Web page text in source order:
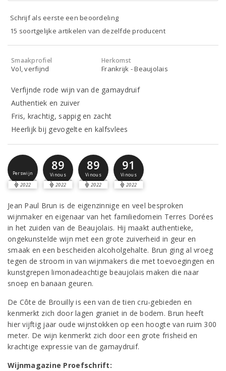
Schrijf als eerste een beoordeling
15 soortgelijke artikelen van dezelfde producent
Smaakprofiel
Vol, verfijnd
Herkomst
Frankrijk - Beaujolais
Verfijnde rode wijn van de gamaydruif
Authentiek en zuiver
Fris, krachtig, sappig en zacht
Heerlijk bij gevogelte en kalfsvlees
Perswijn
2022
89
Vinous
2022
89
Vinous
2022
91
Vinous
2022
Jean Paul Brun is de eigenzinnige en veel besproken
wijnmaker en eigenaar van het familiedomein Terres Dorées
in het zuiden van de Beaujolais. Hij maakt authentieke,
ongekunstelde wijn met een grote zuiverheid in geur en
smaak en een bescheiden alcoholgehalte. Brun ging al vroeg
tegen de stroom in van wijnmakers die met toevoegingen en
kunstgrepen limonadeachtige beaujolais maken die naar
snoep en banaan geuren.
De Côte de Brouilly is een van de tien cru-gebieden en
kenmerkt zich door lagen graniet in de bodem. Brun heeft
hier vijftig jaar oude wijnstokken op een hoogte van ruim 300
meter. De wijn kenmerkt zich door een grote frisheid en
krachtige expressie van de gamaydruif.
Wijnmagazine Proefschrift: